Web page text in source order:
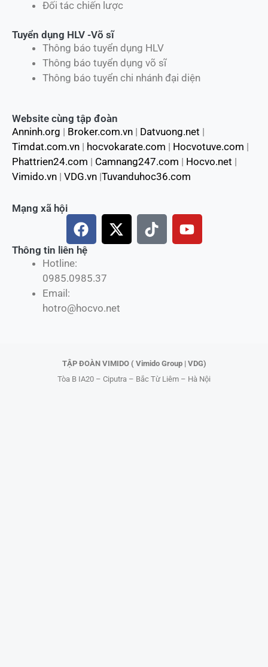
Đối tác chiến lược
Tuyển dụng HLV -Võ sĩ
Thông báo tuyển dụng HLV
Thông báo tuyển dụng võ sĩ
Thông báo tuyển chi nhánh đại diện
Website cùng tập đoàn
Anninh.org | Broker.com.vn | Datvuong.net |
Timdat.com.vn | hocvokarate.com | Hocvotuve.com |
Phattrien24.com | Camnang247.com | Hocvo.net |
Vimido.vn | VDG.vn |Tuvanduhoc36.com
Hotline:
0985.0985.37
Email:
hotro@hocvo.net
Mạng xã hội
F
a
c
b
o
X
-
t
T
i
Y
o
Thông tin liên hệ
TẬP ĐOÀN VIMIDO ( Vimido Group | VDG)
Tòa B IA20 – Ciputra – Bắc Từ Liêm – Hà Nội